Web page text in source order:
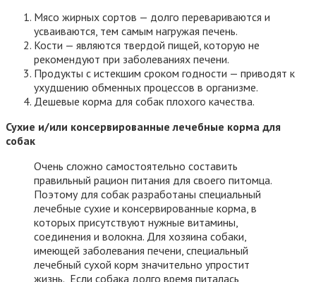
Мясо жирных сортов — долго перевариваются и
усваиваются, тем самым нагружая печень.
Кости — являются твердой пищей, которую не
рекомендуют при заболеваниях печени.
Продукты с истекшим сроком годности — приводят к
ухудшению обменных процессов в организме.
Дешевые корма для собак плохого качества.
Сухие и/или консервированные лечебные корма для
собак
Очень сложно самостоятельно составить
правильный рацион питания для своего питомца.
Поэтому для собак разработаны специальный
лечебные сухие и консервированные корма, в
которых присутствуют нужные витамины,
соединения и волокна. Для хозяина собаки,
имеющей заболевания печени, специальный
лечебный сухой корм значительно упростит
жизнь. Если собака долго время питалась